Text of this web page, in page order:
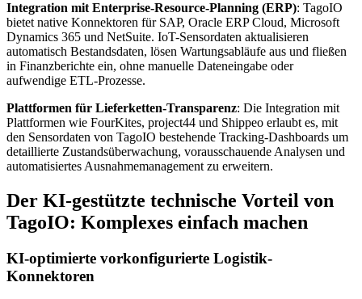
Integration mit Enterprise-Resource-Planning (ERP): TagoIO
bietet native Konnektoren für SAP, Oracle ERP Cloud, Microsoft
Dynamics 365 und NetSuite. IoT-Sensordaten aktualisieren
automatisch Bestandsdaten, lösen Wartungsabläufe aus und fließen
in Finanzberichte ein, ohne manuelle Dateneingabe oder
aufwendige ETL-Prozesse.
Plattformen für Lieferketten-Transparenz: Die Integration mit
Plattformen wie FourKites, project44 und Shippeo erlaubt es, mit
den Sensordaten von TagoIO bestehende Tracking-Dashboards um
detaillierte Zustandsüberwachung, vorausschauende Analysen und
automatisiertes Ausnahmemanagement zu erweitern.
Der KI-gestützte technische Vorteil von
TagoIO: Komplexes einfach machen
KI-optimierte vorkonfigurierte Logistik-
Konnektoren